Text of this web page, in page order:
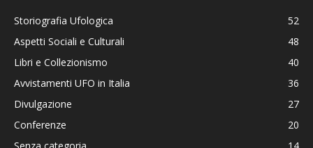
Storiografia Ufologica
52
Aspetti Sociali e Culturali
48
Libri e Collezionismo
40
Avvistamenti UFO in Italia
36
Divulgazione
27
Conferenze
20
Senza categoria
14